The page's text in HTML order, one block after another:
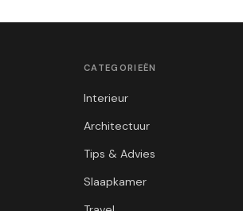
CATEGORIEËN
Interieur
Architectuur
Tips & Advies
Slaapkamer